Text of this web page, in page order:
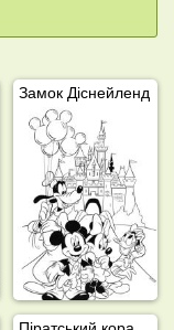
Замок Діснейленд